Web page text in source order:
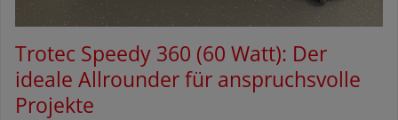
Trotec Speedy 360 (60 Watt): Der
ideale Allrounder für anspruchsvolle
Projekte